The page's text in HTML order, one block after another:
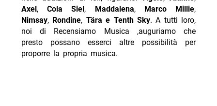
Axel ,Cola Siel , Maddalena, Marco Millie,
Nimsay, Rondine, Tära e Tenth Sky. A tutti loro,
noi di Recensiamo Musica ,auguriamo che
presto possano esserci altre possibilità per
proporre la propria musica.